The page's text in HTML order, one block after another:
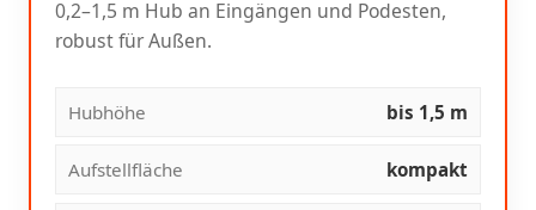
0,2–1,5 m Hub an Eingängen und Podesten,
robust für Außen.
Hubhöhe bis 1,5 m
Aufstellfläche kompakt